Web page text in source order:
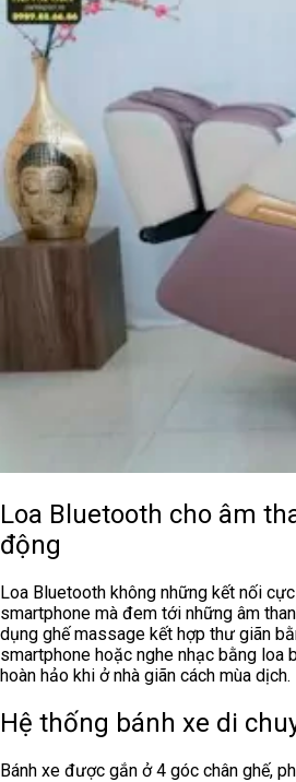
Loa Bluetooth cho âm
động
Loa Bluetooth không những kết nối
smartphone mà đem tới những âm
dụng ghế massage kết hợp thư giãn
smartphone hoặc nghe nhạc bằng loa
hoàn hảo khi ở nhà giãn cách mùa dịch.
Hệ thống bánh xe di
Bánh xe được gắn ở 4 góc chân ghế,